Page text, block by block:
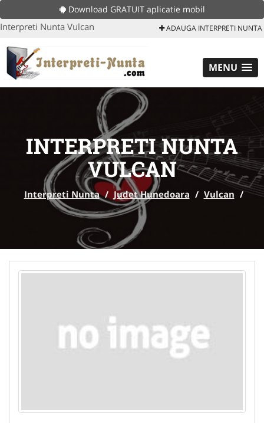
Download GRATUIT aplicatie mobil
Interpreti Nunta Vulcan ADAUGA INTERPRETI NUNTA
MENU
INTERPRETI NUNTA
VULCAN
Interpreti Nunta / Judet Hunedoara / Vulcan /